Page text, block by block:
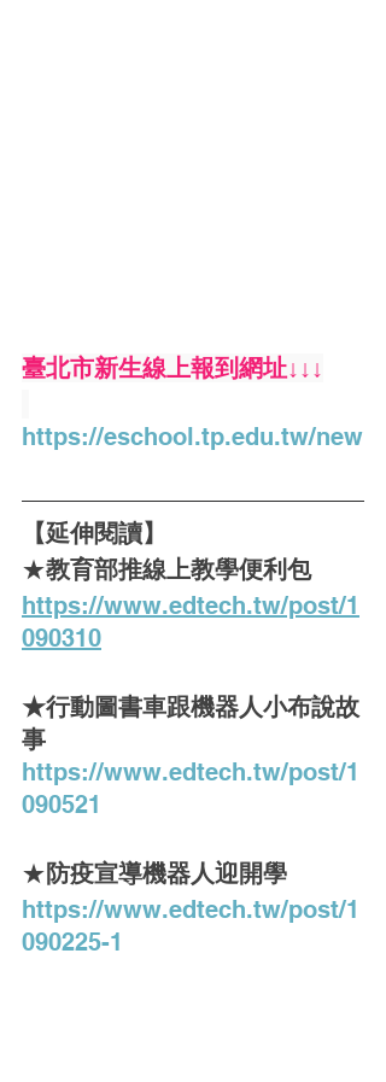
臺北市新生線上報到網址↓↓↓
https://eschool.tp.edu.tw/new
【延伸閱讀】
★教育部推線上教學便利包
https://www.edtech.tw/post/1
090310
★行動圖書車跟機器人小布說故
事
https://www.edtech.tw/post/1
090521
★防疫宣導機器人迎開學
https://www.edtech.tw/post/1
090225-1